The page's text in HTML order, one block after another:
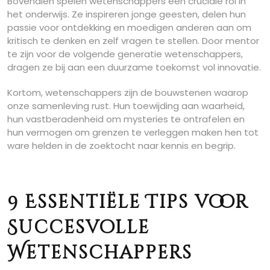
het onderwijs. Ze inspireren jonge geesten, delen hun
passie voor ontdekking en moedigen anderen aan om
kritisch te denken en zelf vragen te stellen. Door mentor
te zijn voor de volgende generatie wetenschappers,
dragen ze bij aan een duurzame toekomst vol innovatie.
Kortom, wetenschappers zijn de bouwstenen waarop
onze samenleving rust. Hun toewijding aan waarheid,
hun vastberadenheid om mysteries te ontrafelen en
hun vermogen om grenzen te verleggen maken hen tot
ware helden in de zoektocht naar kennis en begrip.
9 Essentiële Tips voor
Succesvolle
Wetenschappers